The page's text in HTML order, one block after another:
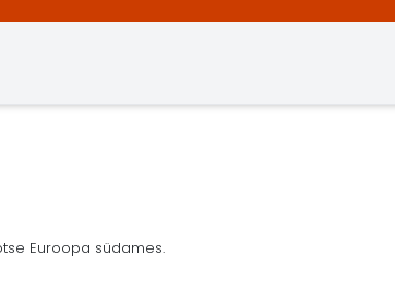
Euroopa südames.